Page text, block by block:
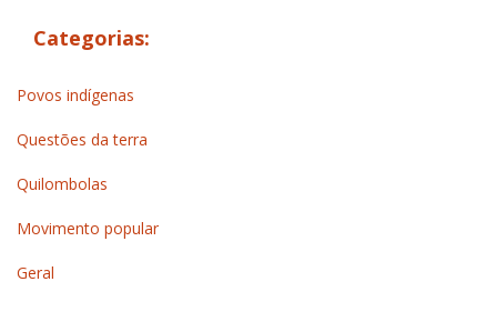
Categorias:
Povos indígenas
Questões da terra
Quilombolas
Movimento popular
Geral